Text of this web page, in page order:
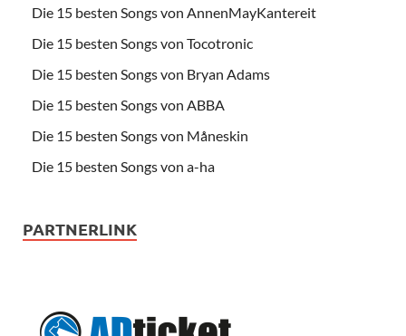
Die 15 besten Songs von AnnenMayKantereit
Die 15 besten Songs von Tocotronic
Die 15 besten Songs von Bryan Adams
Die 15 besten Songs von ABBA
Die 15 besten Songs von Måneskin
Die 15 besten Songs von a-ha
PARTNERLINK